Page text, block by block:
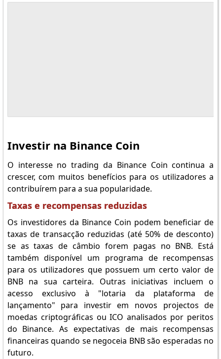
Investir na Binance Coin
O interesse no trading da Binance Coin continua a
crescer, com muitos benefícios para os utilizadores a
contribuírem para a sua popularidade.
Taxas e recompensas reduzidas
Os investidores da Binance Coin podem beneficiar de
taxas de transacção reduzidas (até 50% de desconto)
se as taxas de câmbio forem pagas no BNB. Está
também disponível um programa de recompensas
para os utilizadores que possuem um certo valor de
BNB na sua carteira. Outras iniciativas incluem o
acesso exclusivo à "lotaria da plataforma de
lançamento" para investir em novos projectos de
moedas criptográficas ou ICO analisados por peritos
do Binance. As expectativas de mais recompensas
financeiras quando se negoceia BNB são esperadas no
futuro.